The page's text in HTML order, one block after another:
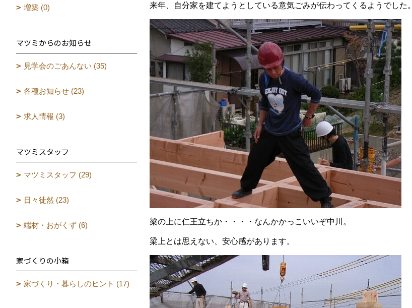
来年、自分家を建てようとしている意気ごみが伝わってくるようでした。
梁の上に仁王立ちか・・・・なんかかっこいいぞ中川。
梁上とは思えない、安心感があります。
増築 (0)
マツミからのお知らせ
見学会のごあんない (35)
各種お知らせ (23)
求人情報 (3)
マツミスタッフ
マツミスタッフ (29)
日々徒然 (23)
端材・おがくず (6)
家づくりの小箱
家づくり・暮らしのヒント (17)